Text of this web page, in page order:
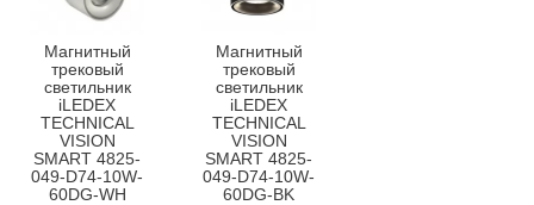
Магнитный
трековый
светильник
iLEDEX
TECHNICAL
VISION
SMART 4825-
049-D74-10W-
60DG-WH
Магнитный
трековый
светильник
iLEDEX
TECHNICAL
VISION
SMART 4825-
049-D74-10W-
60DG-BK